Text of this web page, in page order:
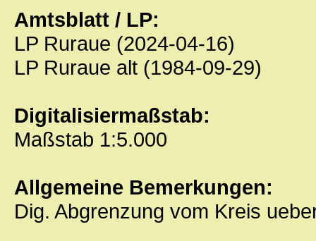
Amtsblatt / LP:
LP Ruraue (2024-04-16)
LP Ruraue alt (1984-09-29)
Digitalisiermaßstab:
Maßstab 1:5.000
Allgemeine Bemerkungen:
Dig. Abgrenzung vom Kreis